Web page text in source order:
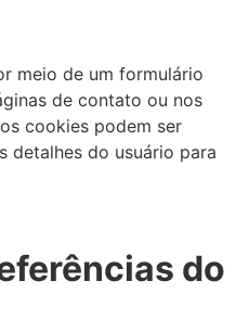
meio de um formulário
de contato ou nos
cookies podem ser
detalhes do usuário para
do